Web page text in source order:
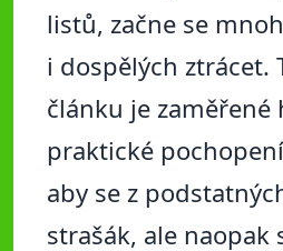
listů, začne se
i dospělých ztrácet.
článku je zaměřené
praktické
aby se z
strašák, ale naopak